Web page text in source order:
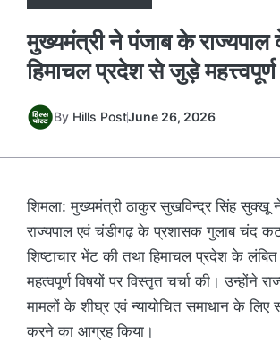
मुख्यमंत्री ने पंजाब के राज्यपाल
हिमाचल प्रदेश से जुड़े महत्त्वपूर्ण
By Hills PostJune 26, 2026
शिमला: मुख्यमंत्री ठाकुर सुखविन्द्र सिंह
राज्यपाल एवं चंडीगढ़ के प्रशासक गुलाब चंद
शिष्टाचार भेंट की तथा हिमाचल प्रदेश के
महत्वपूर्ण विषयों पर विस्तृत चर्चा की। उन्होंने
मामलों के शीघ्र एवं न्यायोचित समाधान के लिए
करने का आग्रह किया।